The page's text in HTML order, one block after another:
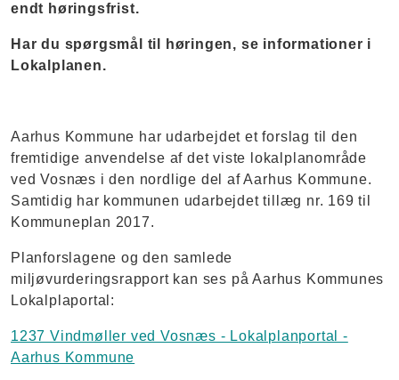
endt høringsfrist.
Har du spørgsmål til høringen, se informationer i
Lokalplanen.
Aarhus Kommune har udarbejdet et forslag til den
fremtidige anvendelse af det viste lokalplanområde
ved Vosnæs i den nordlige del af Aarhus Kommune.
Samtidig har kommunen udarbejdet tillæg nr. 169 til
Kommuneplan 2017.
Planforslagene og den samlede
miljøvurderingsrapport kan ses på Aarhus Kommunes
Lokalplaportal:
1237 Vindmøller ved Vosnæs - Lokalplanportal -
Aarhus Kommune